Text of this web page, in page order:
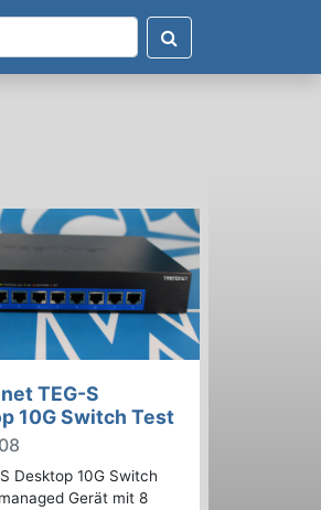
TEG-S
10G Switch Test
Desktop 10G Switch
Gerät mit 8